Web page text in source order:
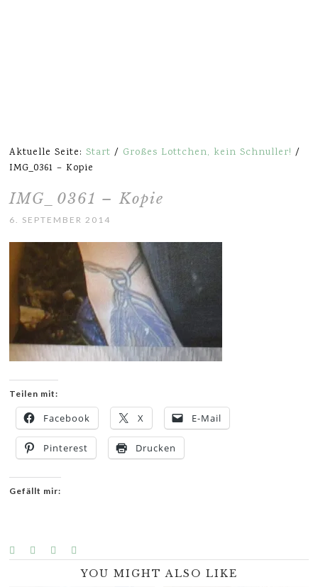
Aktuelle Seite:Start / Großes Lottchen, kein Schnuller!/
IMG_0361 – Kopie
IMG_0361 – Kopie
6. SEPTEMBER 2014
Teilen mit:
Facebook X E-Mail
Pinterest Drucken
Gefällt mir:
YOU MIGHT ALSO LIKE